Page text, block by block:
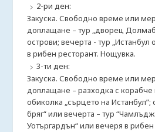
2-ри ден:
Закуска. Свободно време или
доплащане – тур „дворец
острови; вечерта - тур „Истанбул
в рибен ресторант. Нощувка.
3-ти ден:
Закуска. Свободно време или
доплащане – разходка с
обиколка „сърцето на Истанбул”;
бряг“ или вечерта – тур
Уотъргардън“ или вечеря в